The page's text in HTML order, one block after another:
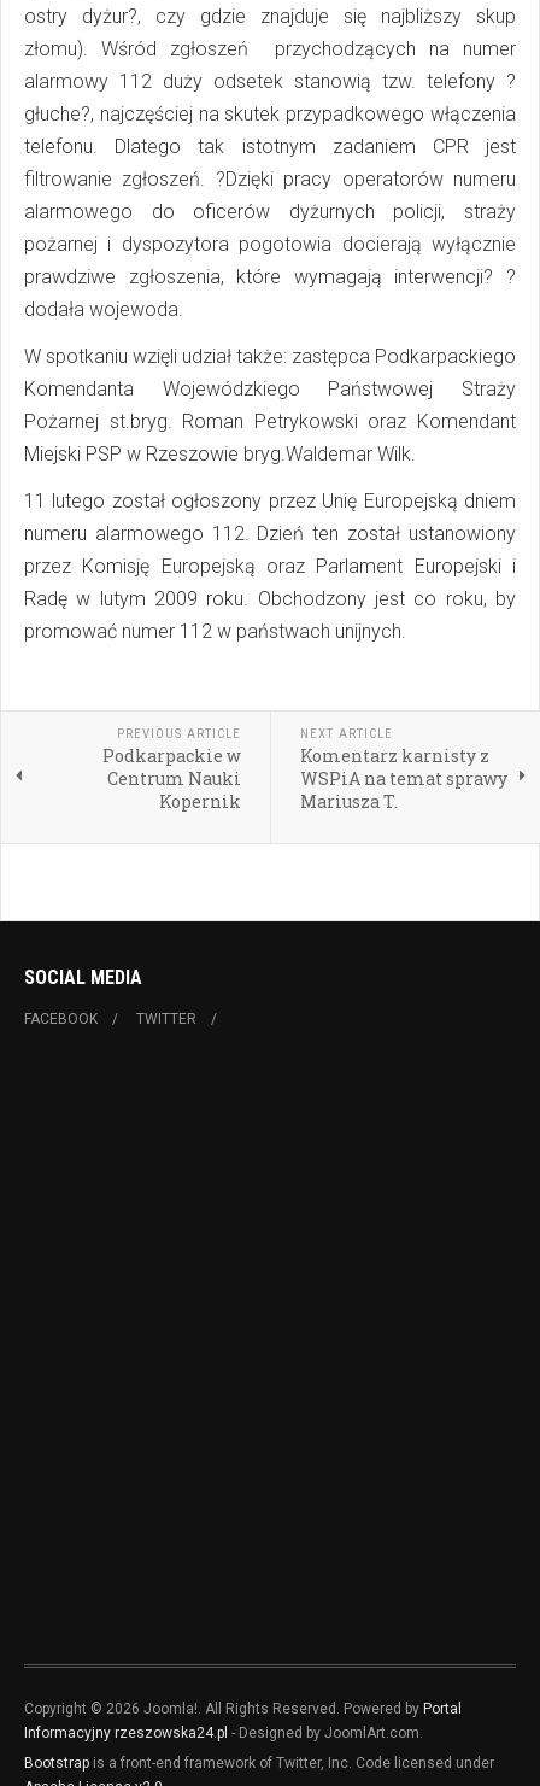
ostry dyżur?, czy gdzie znajduje się najbliższy skup
złomu). Wśród zgłoszeń przychodzących na numer
alarmowy 112 duży odsetek stanowią tzw. telefony ?
głuche?, najczęściej na skutek przypadkowego włączenia
telefonu. Dlatego tak istotnym zadaniem CPR jest
filtrowanie zgłoszeń. ?Dzięki pracy operatorów numeru
alarmowego do oficerów dyżurnych policji, straży
pożarnej i dyspozytora pogotowia docierają wyłącznie
prawdziwe zgłoszenia, które wymagają interwencji? ?
dodała wojewoda.
W spotkaniu wzięli udział także: zastępca Podkarpackiego
Komendanta Wojewódzkiego Państwowej Straży
Pożarnej st.bryg. Roman Petrykowski oraz Komendant
Miejski PSP w Rzeszowie bryg.Waldemar Wilk.
11 lutego został ogłoszony przez Unię Europejską dniem
numeru alarmowego 112. Dzień ten został ustanowiony
przez Komisję Europejską oraz Parlament Europejski i
Radę w lutym 2009 roku. Obchodzony jest co roku, by
promować numer 112 w państwach unijnych.
PREVIOUS ARTICLE
Podkarpackie w
Centrum Nauki
Kopernik
NEXT ARTICLE
Komentarz karnisty z
WSPiA na temat sprawy
Mariusza T.
SOCIAL MEDIA
FACEBOOK TWITTER
Copyright © 2026 Joomla!. All Rights Reserved. Powered by Portal
Informacyjny rzeszowska24.pl - Designed by JoomlArt.com.
Bootstrap is a front-end framework of Twitter, Inc. Code licensed under